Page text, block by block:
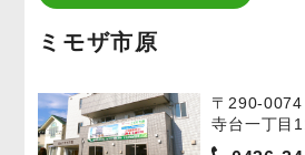
ミモザ市原
〒290-0074
寺台一丁目